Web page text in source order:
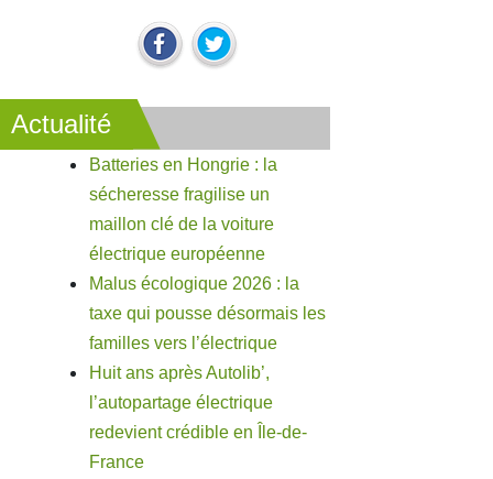
Actualité
Batteries en Hongrie : la
sécheresse fragilise un
maillon clé de la voiture
électrique européenne
Malus écologique 2026 : la
taxe qui pousse désormais les
familles vers l’électrique
Huit ans après Autolib’,
l’autopartage électrique
redevient crédible en Île-de-
France